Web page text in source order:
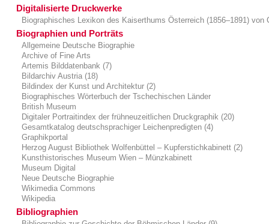
Digitalisierte Druckwerke
Biographisches Lexikon des Kaiserthums Österreich (1856–1891) von
Biographien und Porträts
Allgemeine Deutsche Biographie
Archive of Fine Arts
Artemis Bilddatenbank (7)
Bildarchiv Austria (18)
Bildindex der Kunst und Architektur (2)
Biographisches Wörterbuch der Tschechischen Länder
British Museum
Digitaler Portraitindex der frühneuzeitlichen Druckgraphik (20)
Gesamtkatalog deutschsprachiger Leichenpredigten (4)
Graphikportal
Herzog August Bibliothek Wolfenbüttel – Kupferstichkabinett (2)
Kunsthistorisches Museum Wien – Münzkabinett
Museum Digital
Neue Deutsche Biographie
Wikimedia Commons
Wikipedia
Bibliographien